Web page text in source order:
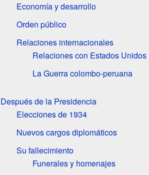
Economía y desarrollo
Orden público
Relaciones internacionales
Relaciones con Estados Unidos
La Guerra colombo-peruana
Después de la Presidencia
Elecciones de 1934
Nuevos cargos diplomáticos
Su fallecimiento
Funerales y homenajes